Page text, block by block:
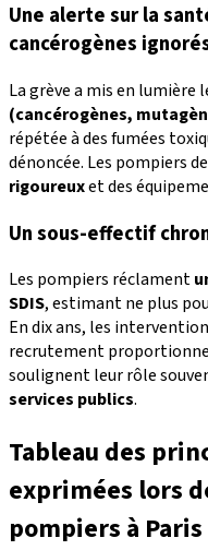
Une alerte sur la
cancérogènes
La grève a mis en lumière
(cancérogènes,
répétée à des fumées
dénoncée. Les pompiers
rigoureuxet des
Un sous-effectif
Les pompiers réclament
SDIS, estimant ne plus
En dix ans, les
recrutement
soulignent leur rôle
services publics.
Tableau des
exprimées lors
pompiers à Paris